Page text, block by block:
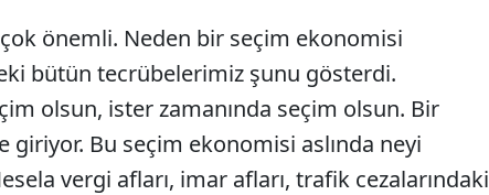
önemli. Neden bir seçim ekonomisi
bütün tecrübelerimiz şunu gösterdi.
olsun, ister zamanında seçim olsun. Bir
giriyor. Bu seçim ekonomisi aslında neyi
vergi afları, imar afları, trafik cezalarındaki